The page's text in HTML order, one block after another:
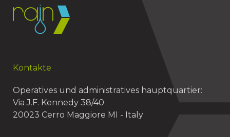
Kontakte
Operatives und administratives hauptquartier:
Via J.F. Kennedy 38/40
20023 Cerro Maggiore MI - Italy